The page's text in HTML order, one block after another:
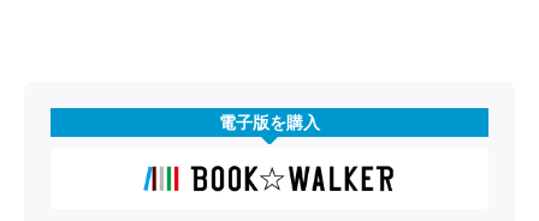
電子版を購入